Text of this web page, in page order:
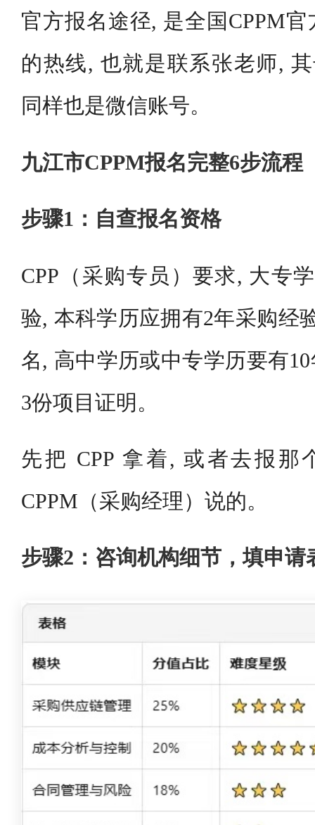
官方报名途径, 是全国CPPM
的热线, 也就是联系张老师, 其
同样也是微信账号。
九江市CPPM报名完整6步流程
步骤1：自查报名资格
CPP（采购专员）要求, 大专
验, 本科学历应拥有2年采购经
名, 高中学历或中专学历要有
3份项目证明。
先把 CPP 拿着, 或者去报那
CPPM（采购经理）说的。
步骤2：咨询机构细节，填申请